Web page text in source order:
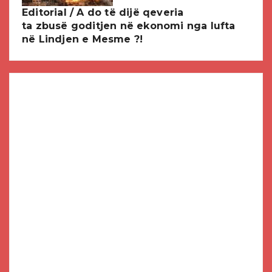
Editorial / A do të dijë qeveria
ta zbusë goditjen në ekonomi nga lufta
në Lindjen e Mesme ?!